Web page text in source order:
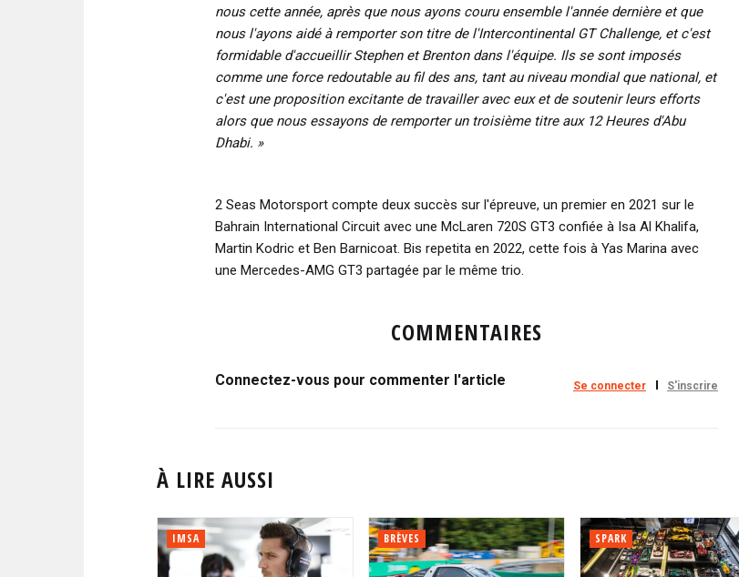
nous cette année, après que nous ayons couru ensemble l'année dernière et que
nous l'ayons aidé à remporter son titre de l'Intercontinental GT Challenge, et c'est
formidable d'accueillir Stephen et Brenton dans l'équipe. Ils se sont imposés
comme une force redoutable au fil des ans, tant au niveau mondial que national, et
c'est une proposition excitante de travailler avec eux et de soutenir leurs efforts
alors que nous essayons de remporter un troisième titre aux 12 Heures d'Abu
Dhabi. »
2 Seas Motorsport compte deux succès sur l'épreuve, un premier en 2021 sur le
Bahrain International Circuit avec une McLaren 720S GT3 confiée à Isa Al Khalifa,
Martin Kodric et Ben Barnicoat. Bis repetita en 2022, cette fois à Yas Marina avec
une Mercedes-AMG GT3 partagée par le même trio.
COMMENTAIRES
Connectez-vous pour commenter l'article Se connecter S'inscrire
À LIRE AUSSI
IMSA BRÈVES SPARK